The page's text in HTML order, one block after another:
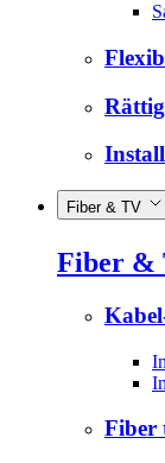
Fiber & TV
Fiber &
Fiber